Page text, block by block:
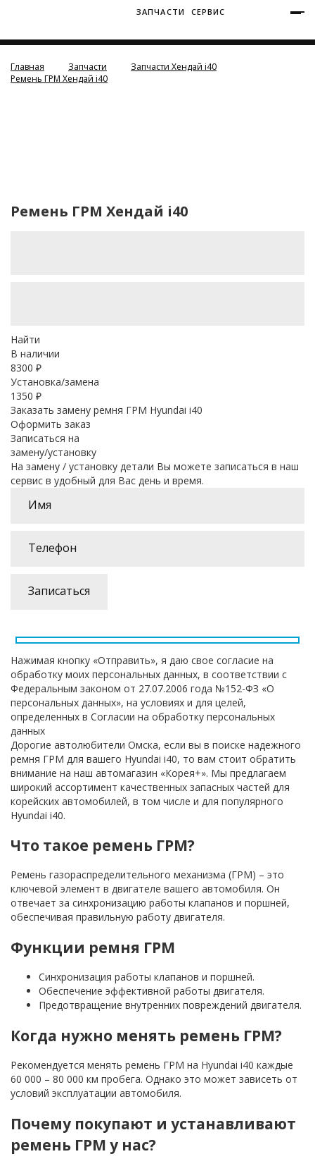
ЗАПЧАСТИ СЕРВИС
Главная Запчасти
Запчасти Хендай i40
Ремень ГРМ Хендай i40
Ремень ГРМ Хендай i40
Найти
В наличии
8300 ₽
Установка/замена
1350 ₽
Заказать замену ремня ГРМ Hyundai i40
Оформить заказ
Записаться на
замену/установку
На замену / установку детали Вы можете записаться в наш
сервис в удобный для Вас день и время.
Нажимая кнопку «Отправить», я даю свое согласие на
обработку моих персональных данных, в соответствии с
Федеральным законом от 27.07.2006 года №152-ФЗ «О
персональных данных», на условиях и для целей,
определенных в Согласии на обработку персональных
данных
Дорогие автолюбители Омска, если вы в поиске надежного
ремня ГРМ для вашего Hyundai i40, то вам стоит обратить
внимание на наш автомагазин «Корея+». Мы предлагаем
широкий ассортимент качественных запасных частей для
корейских автомобилей, в том числе и для популярного
Hyundai i40.
Что такое ремень ГРМ?
Ремень газораспределительного механизма (ГРМ) – это
ключевой элемент в двигателе вашего автомобиля. Он
отвечает за синхронизацию работы клапанов и поршней,
обеспечивая правильную работу двигателя.
Функции ремня ГРМ
Синхронизация работы клапанов и поршней.
Обеспечение эффективной работы двигателя.
Предотвращение внутренних повреждений двигателя.
Когда нужно менять ремень ГРМ?
Рекомендуется менять ремень ГРМ на Hyundai i40 каждые
60 000 – 80 000 км пробега. Однако это может зависеть от
условий эксплуатации автомобиля.
Почему покупают и устанавливают
ремень ГРМ у нас?